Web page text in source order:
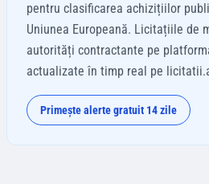
pentru clasificarea achizițiilor
Uniunea Europeană. Licitațiile de
autorități contractante pe
actualizate în timp real pe
Primește alerte gratuit 14 zile